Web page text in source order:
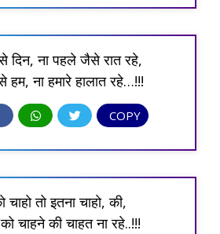
दिन, ना पहले जैसे रात रहे,
ना हमारे हालात रहे…!!!
COPY
चाहो तो इतना चाहो, की,
चाहने की चाहत ना रहे..!!!